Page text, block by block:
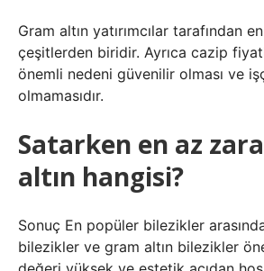
Gram altın yatırımcılar tarafından
çeşitlerden biridir. Ayrıca cazip
önemli nedeni güvenilir olması ve
olmamasıdır.
Satarken en az
altın hangisi?
Sonuç En popüler bilezikler
bilezikler ve gram altın bilezikler öne